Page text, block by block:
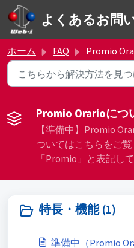
メインコンテンツに移動
よくあるお問
ホーム FAQ Promio
Promio Orarioにつ
【準備中】Promio
ついてはこちらをご
「Promio」と表記し
特長・機能 (1)
準備中（Promio